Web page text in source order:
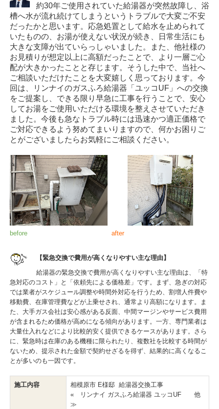
約30年ご使用されていた給湯器が突然故障し、浴
槽へ水が流れ続けてしまうというトラブルで大変ご不安
だったかと思います。応急処置として給水を止められて
いたものの、お湯が使えない状況が続き、日常生活にも
大きな支障が出ていらっしゃいました。
また、他社様の
お見積りが想定以上に高額だったことで、より一層ご心
配が大きかったことと存じます。そうした中で、当社へ
ご相談いただけたことを大変嬉しく思っております。 今
回は、リンナイのガスふろ給湯器「ユッコUF」への交換
をご提案し、できる限り早急に工事を行うことで、安心
してお湯をご使用いただける環境を整えさせていただき
ました。 今後も急なトラブル時には迅速かつ適正価格で
ご対応できるよう努めてまいりますので、何かお困りご
とがございましたらお気軽にご相談ください。
before after
【緊急交換で費用が高くなりやすい主な理由】
給湯器の緊急交換で費用が高くなりやすい主な理由は、「特
急対応のコスト」と「依頼先による価格差」です。まず、急ぎの対応
では業者がスケジュール調整や時間外対応を行うため、割増人件費や
移動費、在庫管理費などが上乗せされ、通常より高額になります。ま
た、大手ガス会社は安心感がある反面、中間マージンやサービス費用
が含まれるため価格が高めになる傾向があります。一方、専門業者は
大量仕入れなどにより比較的安く提供できるケースがあります。さら
に、緊急時は在庫のある機種に限られたり、複数社を比較する時間が
ないため、提示された金額で契約せざるを得ず、結果的に高くなるこ
とが多いのも一因です。
施工内容
相模原市 E様邸 給湯器交換工事
« リンナイ ガスふろ給湯器 ユッコUF 他
≫